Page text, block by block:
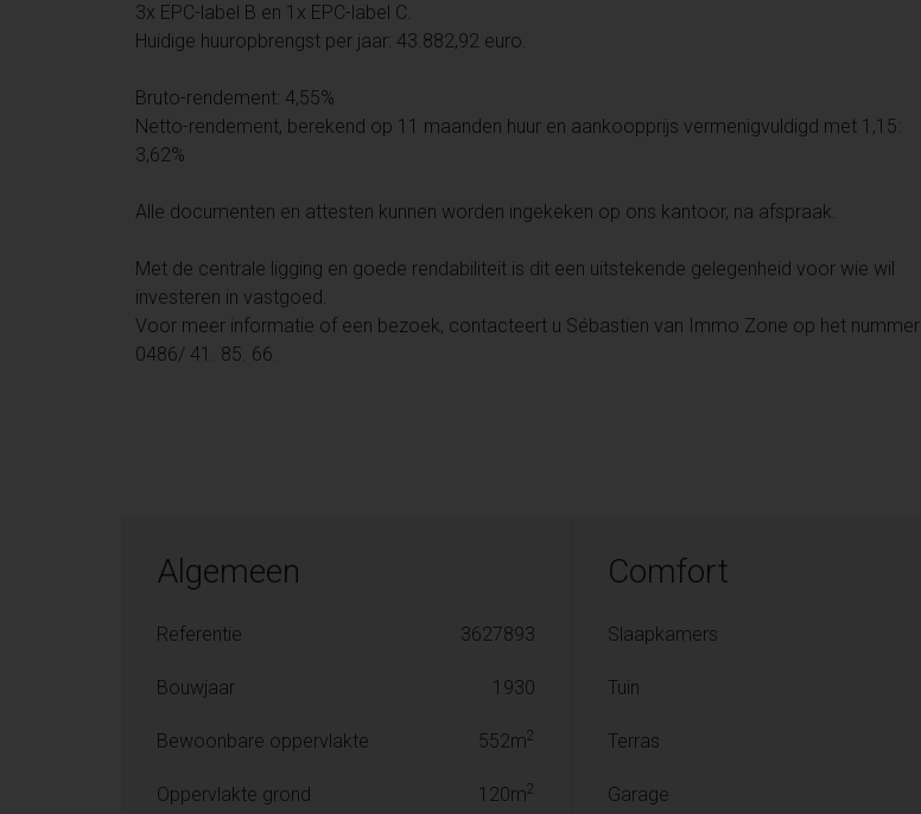
3x EPC-label B en 1x EPC-label C.
Huidige huuropbrengst per jaar: 43.882,92 euro.
Bruto-rendement: 4,55%
Netto-rendement, berekend op 11 maanden huur en aankoopprijs vermenigvuldigd met 1,15:
3,62%
Alle documenten en attesten kunnen worden ingekeken op ons kantoor, na afspraak.
Met de centrale ligging en goede rendabiliteit is dit een uitstekende gelegenheid voor wie wil
investeren in vastgoed.
Voor meer informatie of een bezoek, contacteert u Sébastien van Immo Zone op het nummer
0486/ 41. 85. 66.
Algemeen
Referentie 3627893
Bouwjaar 1930
Bewoonbare oppervlakte 552m2
Oppervlakte grond 120m2
Comfort
Slaapkamers
Tuin
Terras
Garage